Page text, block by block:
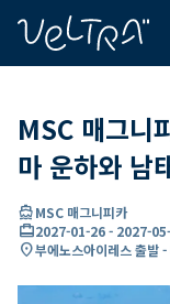
MSC 매그니
마 운하와 남
directions_boatMSC 매그니피카
card_travel2027-01-26- 2027-
location_on부에노스아이레스 출발